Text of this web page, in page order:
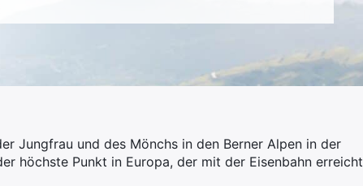
Jungfrau und des Mönchs in den Berner Alpen in der
höchste Punkt in Europa, der mit der Eisenbahn erreicht